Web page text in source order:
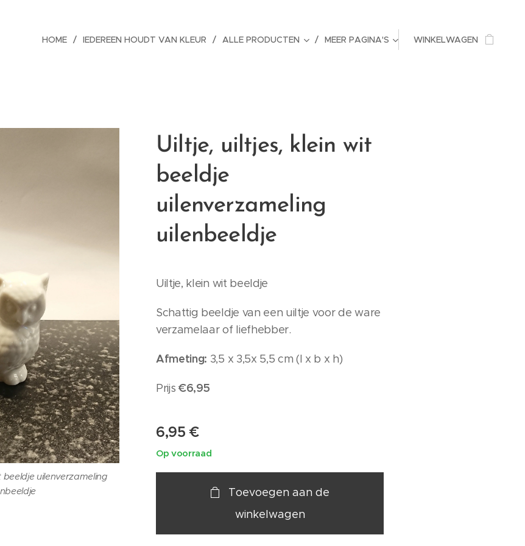
HOME IEDEREEN HOUDT VAN KLEUR ALLE PRODUCTEN MEER PAGINA'S WINKELWAGEN
Uiltje, uiltjes, klein wit
beeldje
uilenverzameling
uilenbeeldje
beeldje uilenverzameling
beeldje uilenverzameling
Uiltje, klein wit beeldje
Schattig beeldje van een uiltje voor de ware
verzamelaar of liefhebber.
Afmeting: 3,5 x 3,5x 5,5 cm (l x b x h)
Prijs€6,95
6,95 €
Op voorraad
Toevoegen aan de
winkelwagen